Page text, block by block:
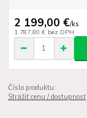
2 199,00 €/ks
1 787,80 € bez DPH
Číslo produktu:
Strážiť cenu / dostupnosť